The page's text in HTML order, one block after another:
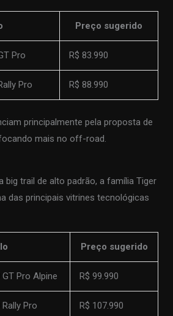
Preço sugerido
Pro R$ 83.990
Pro R$ 88.990
principalmente pela proposta de
mais no off-road.
big trail de alto padrão, a família Tiger
das principais vitrines tecnológicas
Preço sugerido
Pro Alpine R$ 99.990
Pro R$ 107.990